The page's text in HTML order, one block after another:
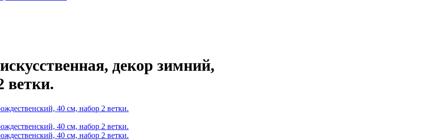
декор зимний,
ветки.